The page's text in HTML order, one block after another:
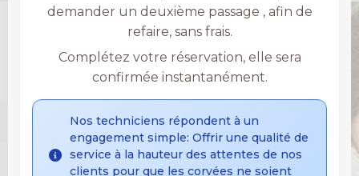
demander un deuxième passage , afin de
refaire, sans frais.
Complétez votre réservation, elle sera
confirmée instantanément.
Nos techniciens répondent à un
engagement simple: Offrir une qualité de
service à la hauteur des attentes de nos
clients pour que les corvées ne soient